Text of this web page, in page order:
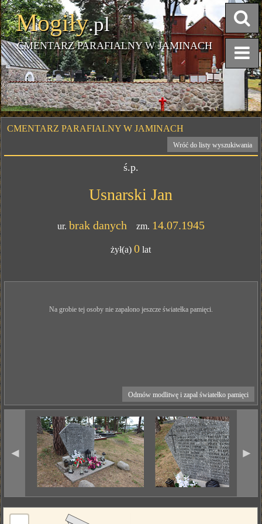
Mogiły.pl
CMENTARZ PARAFIALNY W JAMINACH
CMENTARZ PARAFIALNY W JAMINACH
Wróć do listy wyszukiwania
ś.p.
Usnarski Jan
ur. brak danych zm. 14.07.1945
żył(a)0 lat
Na grobie tej osoby nie zapalono jeszcze światełka pamięci.
Odmów modlitwę i zapal światełko pamięci
◄ ►